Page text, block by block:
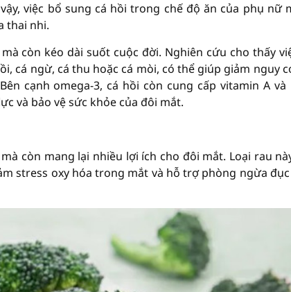
việc bổ sung cá hồi trong chế độ ăn của phụ nữ
thai nhi.
còn kéo dài suốt cuộc đời. Nghiên cứu cho thấy
cá ngừ, cá thu hoặc cá mòi, có thể giúp giảm nguy
cạnh omega-3, cá hồi còn cung cấp vitamin A và
và bảo vệ sức khỏe của đôi mắt.
còn mang lại nhiều lợi ích cho đôi mắt. Loại rau
stress oxy hóa trong mắt và hỗ trợ phòng ngừa